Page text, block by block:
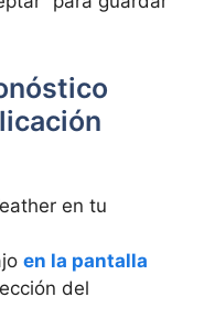
en tu
en la pantalla
del